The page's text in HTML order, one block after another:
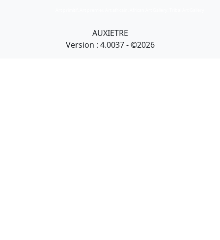
AUXIETRE
Version : 4.0037 - ©2026